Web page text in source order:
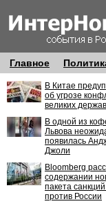
Главное
В Китае
об угрозе
великих держав
В одной из
Львова
появилась
Джоли
Bloomberg
содержании
пакета
против России